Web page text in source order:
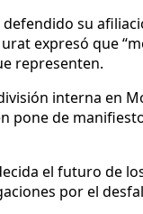
su
expresó que
representen.
interna en
pone de
el futuro de
por el